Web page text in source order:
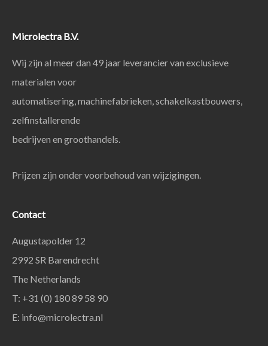
Microlectra B.V.
Wij zijn al meer dan 49 jaar leverancier van exclusieve
materialen voor
automatisering, machinefabrieken, schakelkastbouwers,
zelfinstallerende
bedrijven en groothandels.
Prijzen zijn onder voorbehoud van wijzigingen.
Contact
Augustapolder 12
2992 SR Barendrecht
The Netherlands
T: +31 (0) 180 89 58 90
E: info@microlectra.nl